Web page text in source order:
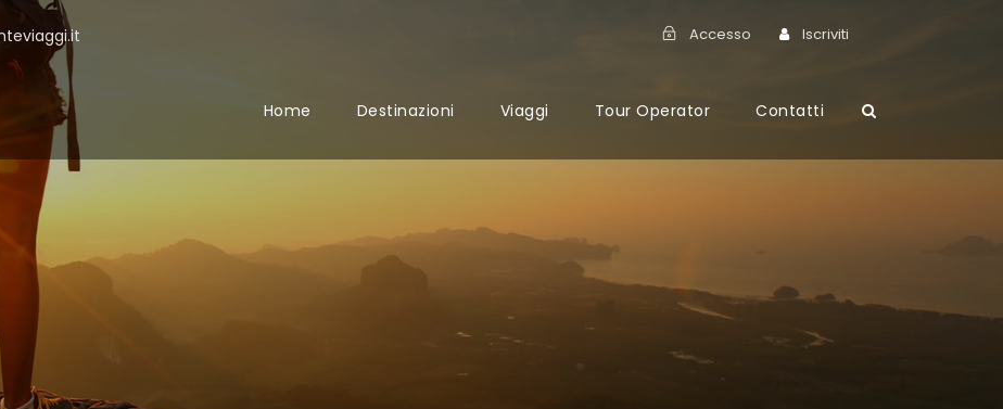
Accesso Iscriviti
Home Destinazioni Viaggi Tour Operator Contatti